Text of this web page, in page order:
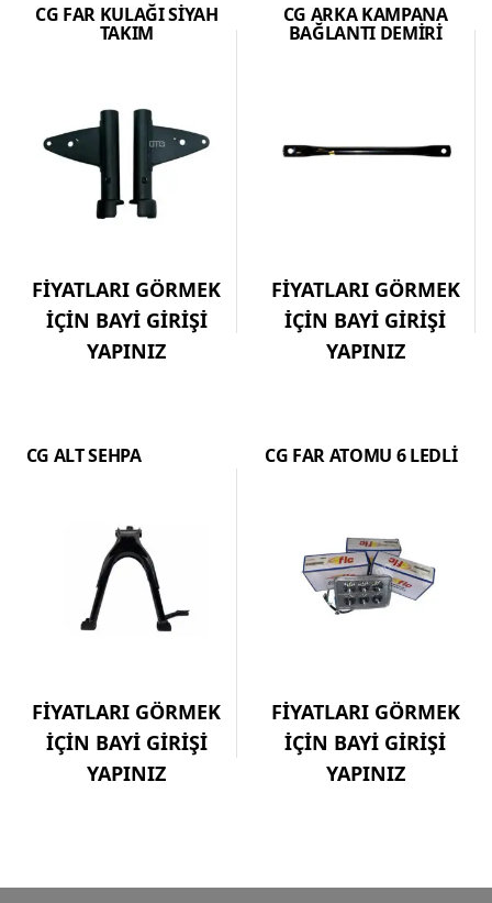
CG FAR KULAĞI SİYAH
TAKIM
FİYATLARI GÖRMEK
İÇİN BAYİ GİRİŞİ
YAPINIZ
CG ARKA KAMPANA
BAĞLANTI DEMİRİ
FİYATLARI GÖRMEK
İÇİN BAYİ GİRİŞİ
YAPINIZ
CG ALT SEHPA
FİYATLARI GÖRMEK
İÇİN BAYİ GİRİŞİ
YAPINIZ
CG FAR ATOMU 6 LEDLİ
FİYATLARI GÖRMEK
İÇİN BAYİ GİRİŞİ
YAPINIZ